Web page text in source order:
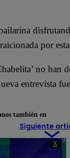
X
por
no han
entrevista
Siguiente
también en
Teléfono: 219
Av. San